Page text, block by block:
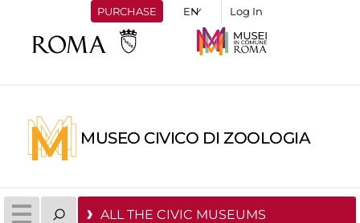
PURCHASE Log In
MUSEO CIVICO DI ZOOLOGIA
ALL THE CIVIC MUSEUMS